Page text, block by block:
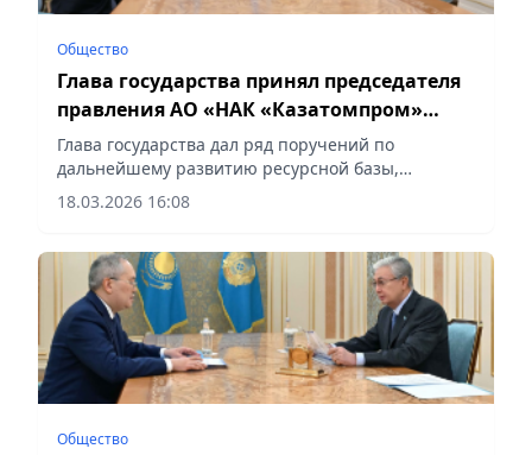
Общество
Глава государства принял председателя
правления АО «НАК «Казатомпром»
Меиржана Юсупова
Глава государства дал ряд поручений по
дальнейшему развитию ресурсной базы,
сообщает Vecher.kz.
18.03.2026 16:08
Общество